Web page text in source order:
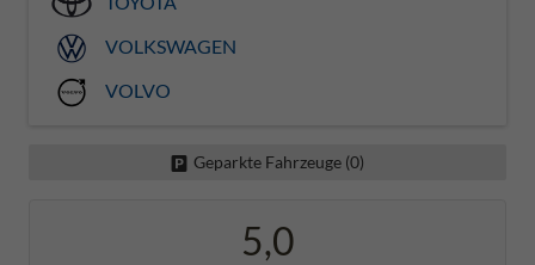
VOLKSWAGEN
VOLVO
Geparkte Fahrzeuge (0)
5,0